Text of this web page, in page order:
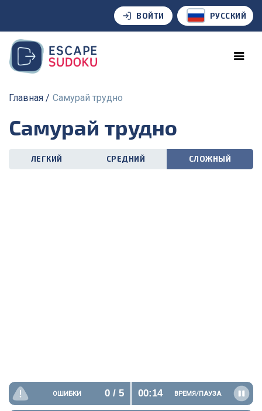
ВОЙТИ РУССКИЙ
Главная Самурай трудно
Самурай трудно
ЛЕГКИЙ СРЕДНИЙ СЛОЖНЫЙ
ОШИБКИ 0/ 5 00:14 ВРЕМЯ/ПАУЗА